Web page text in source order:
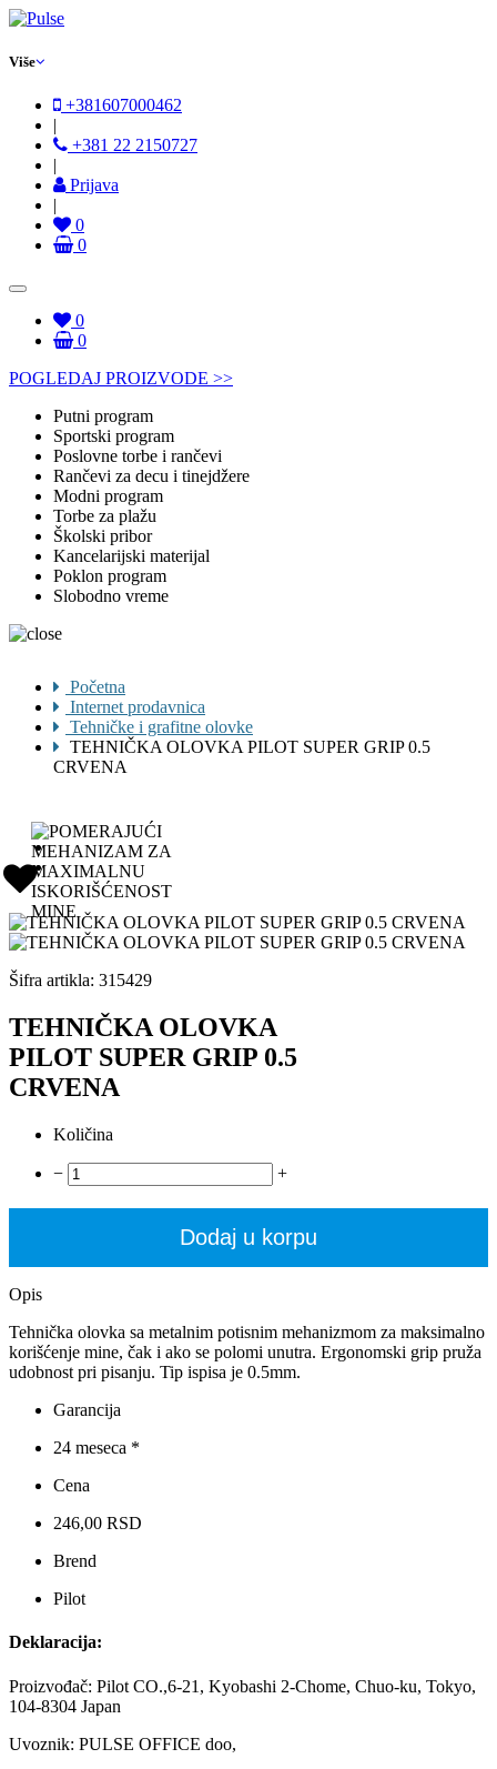
Više
+381607000462
|
+381 22 2150727
|
Prijava
|
0
0
0
0
POGLEDAJ PROIZVODE >>
Putni program
Sportski program
Poslovne torbe i rančevi
Rančevi za decu i tinejdžere
Modni program
Torbe za plažu
Školski pribor
Kancelarijski materijal
Poklon program
Slobodno vreme
Početna
Internet prodavnica
Tehničke i grafitne olovke
TEHNIČKA OLOVKA PILOT SUPER GRIP 0.5
CRVENA
Šifra artikla: 315429
TEHNIČKA OLOVKA
PILOT SUPER GRIP 0.5
CRVENA
Količina
− +
Dodaj u korpu
Opis
Tehnička olovka sa metalnim potisnim mehanizmom za maksimalno
korišćenje mine, čak i ako se polomi unutra. Ergonomski grip pruža
udobnost pri pisanju. Tip ispisa je 0.5mm.
Garancija
24 meseca *
Cena
246,00 RSD
Brend
Pilot
Deklaracija:
Proizvođač: Pilot CO.,6-21, Kyobashi 2-Chome, Chuo-ku, Tokyo,
104-8304 Japan
Uvoznik: PULSE OFFICE doo,